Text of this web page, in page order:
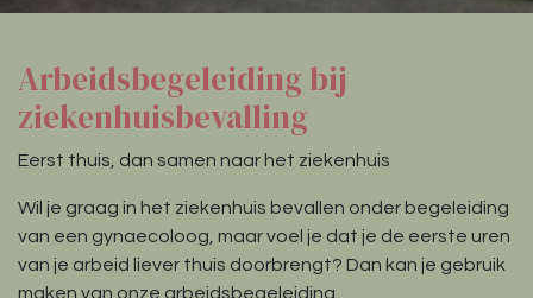
Arbeidsbegeleiding bij
ziekenhuisbevalling
Eerst thuis, dan samen naar het ziekenhuis
Wil je graag in het ziekenhuis bevallen onder begeleiding
van een gynaecoloog, maar voel je dat je de eerste uren
van je arbeid liever thuis doorbrengt? Dan kan je gebruik
maken van onze arbeidsbegeleiding.